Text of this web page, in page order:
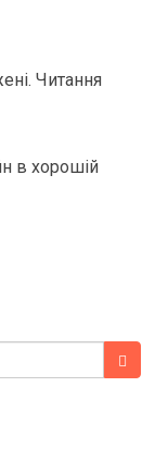
Читання
в хорошій